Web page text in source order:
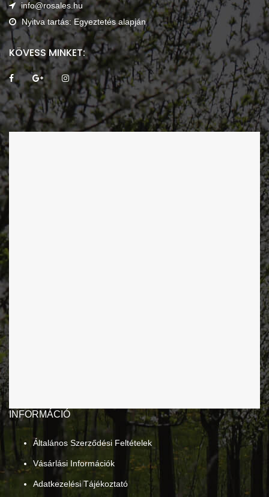
info@rosales.hu
Nyitva tartás: Egyeztetés alapján
KÖVESS MINKET:
INFORMÁCIÓ
Általános Szerződési Feltételek
Vásárlási Információk
Adatkezelési Tájékoztató